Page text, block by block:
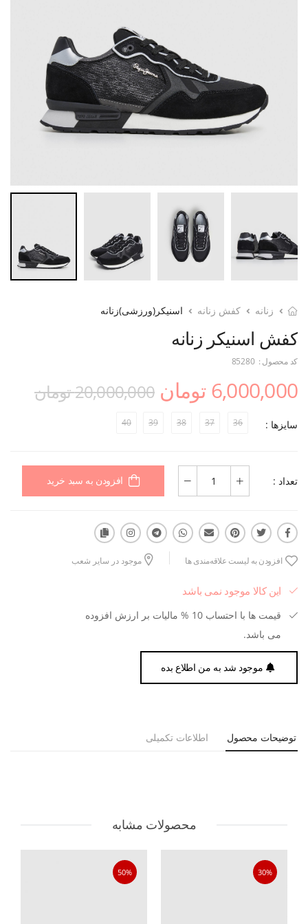
زنانه کفش زنانه اسنیکر(ورزشی)زنانه
کفش اسنیکر زنانه
کد محصول : 85280
6,000,000 تومان 20,000,000 تومان
سایزها : 36
37
38
39
40
تعداد : افزودن به سبد خرید
افزودن به لیست علاقه‌مندی ها موجود در سایر شعب
این کالا موجود نمی باشد
قیمت ها با احتساب 10 % مالیات بر ارزش افزوده
می باشد.
موجود شد به من اطلاع بده
توضیحات محصول اطلاعات تکمیلی
محصولات مشابه
30%
50%